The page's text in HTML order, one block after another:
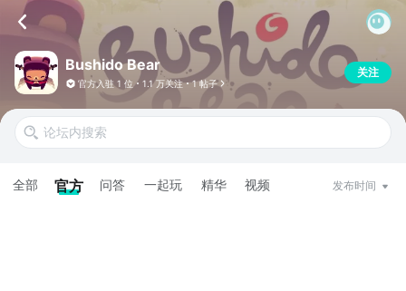
Bushido Bear
官方入驻 1 位 1.1 万关注 1 帖子
关注
全部 官方 问答 一起玩 精华 视频 发布时间